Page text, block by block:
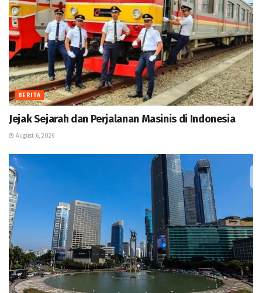
BERITA
Jejak Sejarah dan Perjalanan Masinis di Indonesia
August 6, 2026